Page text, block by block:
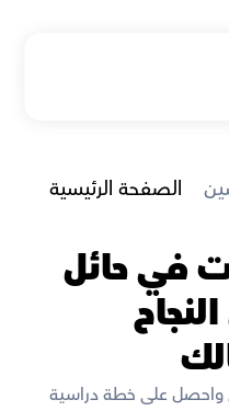
الصفحة الرئيسية
معلمين القدرات في حائل
الذين يضمنون النجاح
احجز معلم القدرات الخصوصي واحصل على خطة دراسية